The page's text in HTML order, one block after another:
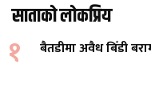
साताको लोकप्रिय
१ बैतडीमा अवैध बिँडी